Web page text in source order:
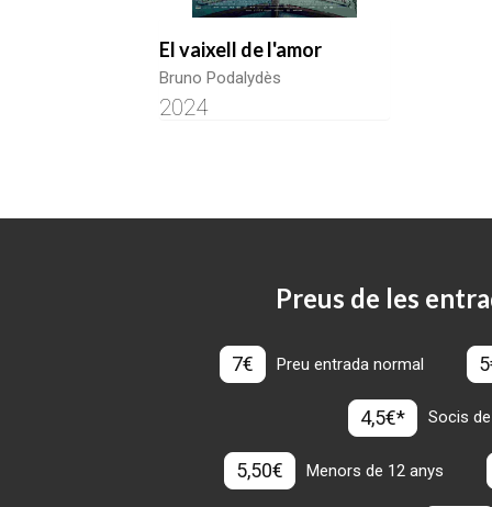
El vaixell de l'amor
Bruno Podalydès
2024
Preus de les
7€ Preu entrada normal
4,5€* Socis
5,50€ Menors de 12 anys